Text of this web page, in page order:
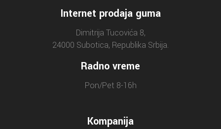
Internet prodaja guma
Dimitrija Tucovića 8,
24000 Subotica, Republika Srbija.
Radno vreme
Pon/Pet 8-16h
Kompanija